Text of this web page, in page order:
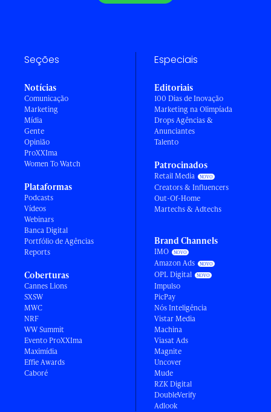
Seções
Notícias
Comunicação
Marketing
Mídia
Gente
Opinião
ProXXIma
Women To Watch
Plataformas
Podcasts
Vídeos
Webinars
Banca Digital
Portfólio de Agências
Reports
Coberturas
Cannes Lions
SXSW
MWC
NRF
WW Summit
Evento ProXXIma
Maximídia
Effie Awards
Caboré
Especiais
Editoriais
100 Dias de Inovação
Marketing na Olimpíada
Drops Agências &
Anunciantes
Talento
Patrocinados
Retail Media
Creators & Influencers
Out-Of-Home
Martechs & Adtechs
Brand Channels
IMO
Amazon Ads
OPL Digital
Impulso
PicPay
Nós Inteligência
Vistar Media
Machina
Viasat Ads
Magnite
Uncover
Mude
RZK Digital
DoubleVerify
Adlook